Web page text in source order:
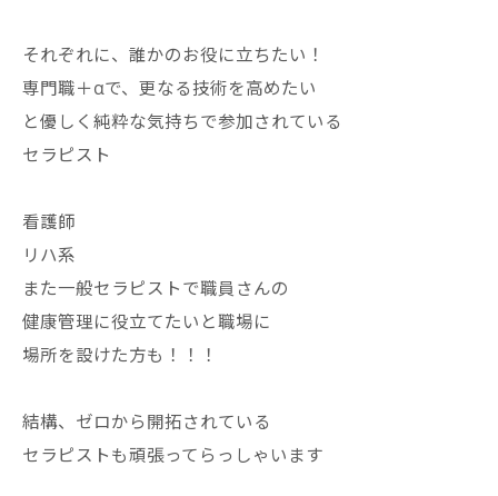
それぞれに、誰かのお役に立ちたい！
専門職＋αで、更なる技術を高めたい
と優しく純粋な気持ちで参加されている
セラピスト
看護師
リハ系
また一般セラピストで職員さんの
健康管理に役立てたいと職場に
場所を設けた方も！！！
結構、ゼロから開拓されている
セラピストも頑張ってらっしゃいます